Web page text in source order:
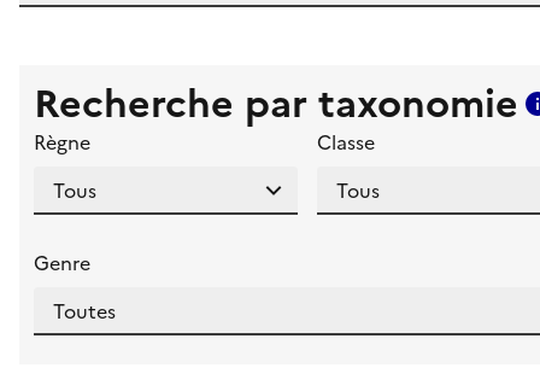
Recherche par taxonomie
Règne Classe
Genre